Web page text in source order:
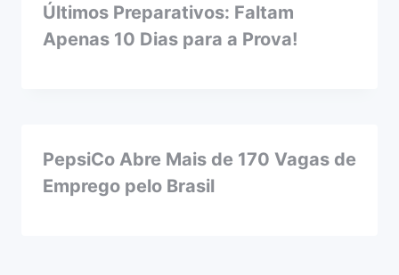
Últimos Preparativos: Faltam
Apenas 10 Dias para a Prova!
PepsiCo Abre Mais de 170 Vagas de
Emprego pelo Brasil